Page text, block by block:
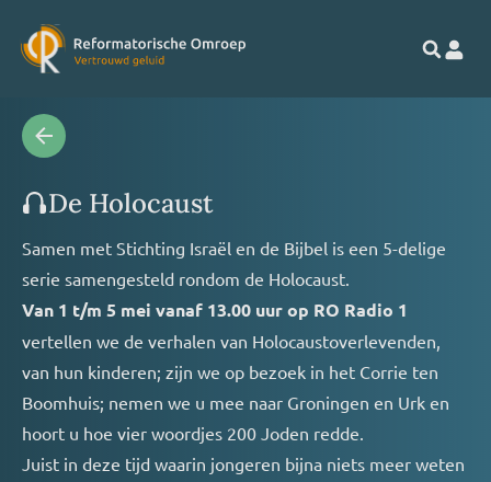
De Holocaust
Samen met Stichting Israël en de Bijbel is een 5-delige
serie samengesteld rondom de Holocaust.
Van 1 t/m 5 mei vanaf 13.00 uur op RO Radio 1
vertellen we de verhalen van Holocaustoverlevenden,
van hun kinderen; zijn we op bezoek in het Corrie ten
Boomhuis; nemen we u mee naar Groningen en Urk en
hoort u hoe vier woordjes 200 Joden redde.
Juist in deze tijd waarin jongeren bijna niets meer weten